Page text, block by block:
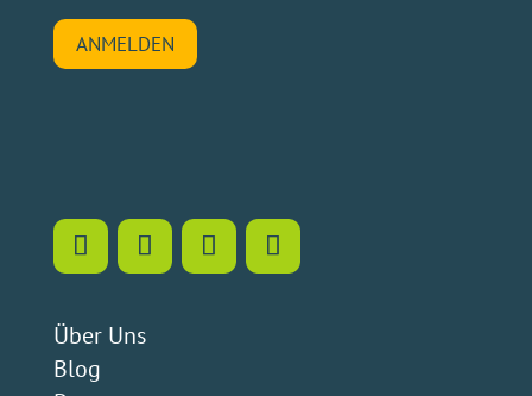
Über Uns
Blog
ANMELDEN